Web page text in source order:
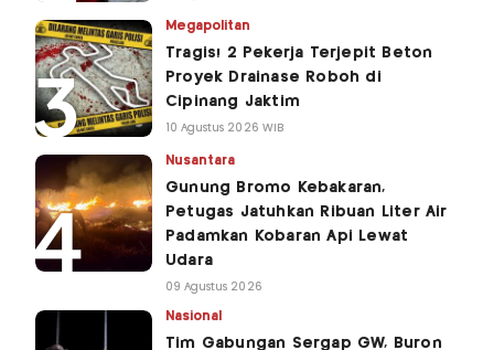
Megapolitan
Tragis! 2 Pekerja Terjepit Beton
Proyek Drainase Roboh di
Cipinang Jaktim
10 Agustus 2026 WIB
Nusantara
Gunung Bromo Kebakaran,
Petugas Jatuhkan Ribuan Liter Air
Padamkan Kobaran Api Lewat
Udara
09 Agustus 2026
Nasional
Tim Gabungan Sergap GW, Buron